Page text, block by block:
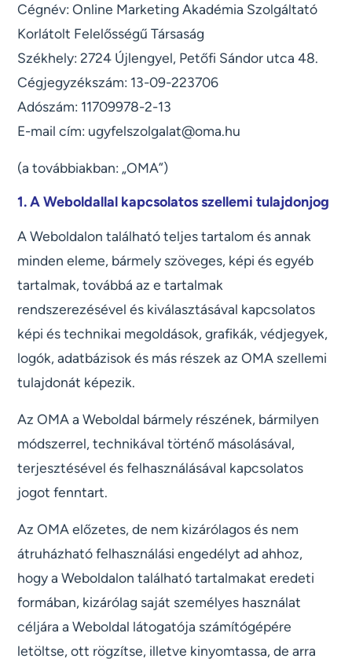
Cégnév: Online Marketing Akadémia Szolgáltató
Korlátolt Felelősségű Társaság
Székhely: 2724 Újlengyel, Petőfi Sándor utca 48.
Cégjegyzékszám: 13-09-223706
Adószám: 11709978-2-13
E-mail cím: ugyfelszolgalat@oma.hu
(a továbbiakban: „OMA”)
1. A Weboldallal kapcsolatos szellemi tulajdonjog
A Weboldalon található teljes tartalom és annak
minden eleme, bármely szöveges, képi és egyéb
tartalmak, továbbá az e tartalmak
rendszerezésével és kiválasztásával kapcsolatos
képi és technikai megoldások, grafikák, védjegyek,
logók, adatbázisok és más részek az OMA szellemi
tulajdonát képezik.
Az OMA a Weboldal bármely részének, bármilyen
módszerrel, technikával történő másolásával,
terjesztésével és felhasználásával kapcsolatos
jogot fenntart.
Az OMA előzetes, de nem kizárólagos és nem
átruházható felhasználási engedélyt ad ahhoz,
hogy a Weboldalon található tartalmakat eredeti
formában, kizárólag saját személyes használat
céljára a Weboldal látogatója számítógépére
letöltse, ott rögzítse, illetve kinyomtassa, de arra